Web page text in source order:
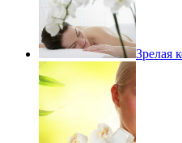
Зрелая